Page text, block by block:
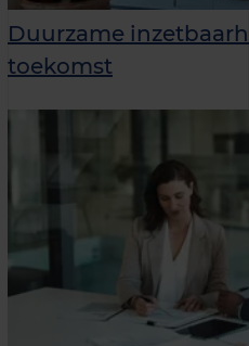
Duurzame
toekomst